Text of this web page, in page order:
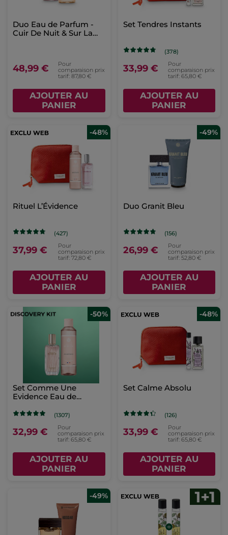
Duo Eau de Parfum -
Cuir De Nuit & Sur La
48,99 €
Pour
comparaison prix
tarif: 87,80 €
AJOUTER AU
PANIER
Set Tendres Instants
(378)
33,99 €
Pour
comparaison prix
tarif: 65,80 €
AJOUTER AU
PANIER
-48%
Rituel L’Évidence
(427)
37,99 €
Pour
comparaison prix
tarif: 72,80 €
AJOUTER AU
PANIER
-49%
Duo Granit Bleu
(156)
26,99 €
Pour
comparaison prix
tarif: 52,80 €
AJOUTER AU
PANIER
-50%
Set Comme Une
Evidence Eau de
(1307)
32,99 €
Pour
comparaison prix
tarif: 65,80 €
AJOUTER AU
PANIER
-48%
Set Calme Absolu
(126)
33,99 €
Pour
comparaison prix
tarif: 65,80 €
AJOUTER AU
PANIER
-49%